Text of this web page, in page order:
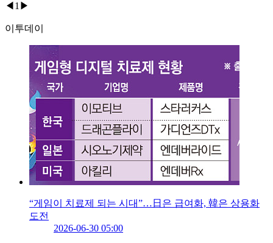
◀ 1 ▶
이투데이
“게임이 치료제 되는 시대”…日은 급여화, 韓은 상용화
도전
2026-06-30 05:00